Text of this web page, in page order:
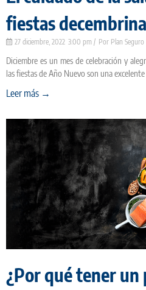
fiestas
Plan Seguro
27 diciembre, 2022 3:00 pm
Diciembre es un mes de celebración y
las fiestas de Año Nuevo son una
Leer más →
¿Por qué tener un